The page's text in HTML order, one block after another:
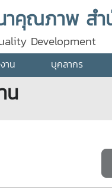
คุณภาพ สำ
Development
าน บุคลากร
น